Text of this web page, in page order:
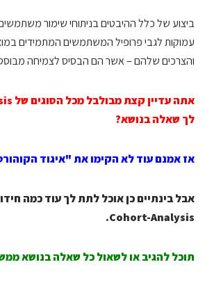
ביצוע של כלל ההיבטים בניתוחי שימור משתמשים
עמוקות לגבי פרופיל המשתמשים המתמידים
והצרכים שלהם – אשר הם הבסיס לצמיחה
לך שאלה בנושא?
אז אמנם עוד לא הקימו את "איגוד
אבל בינתיים כן אוכל לתת לך עוד כמה
Cohort-Analysis.
תוכל להגיב או לשאול כל שאלה בנושא